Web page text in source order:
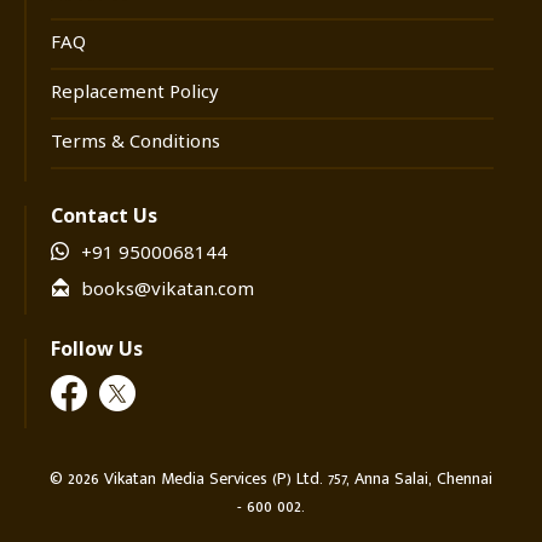
FAQ
Replacement Policy
Terms & Conditions
Contact Us
+91 9500068144
books@vikatan.com
Follow Us
© 2026 Vikatan Media Services (P) Ltd. 757, Anna Salai, Chennai
- 600 002.